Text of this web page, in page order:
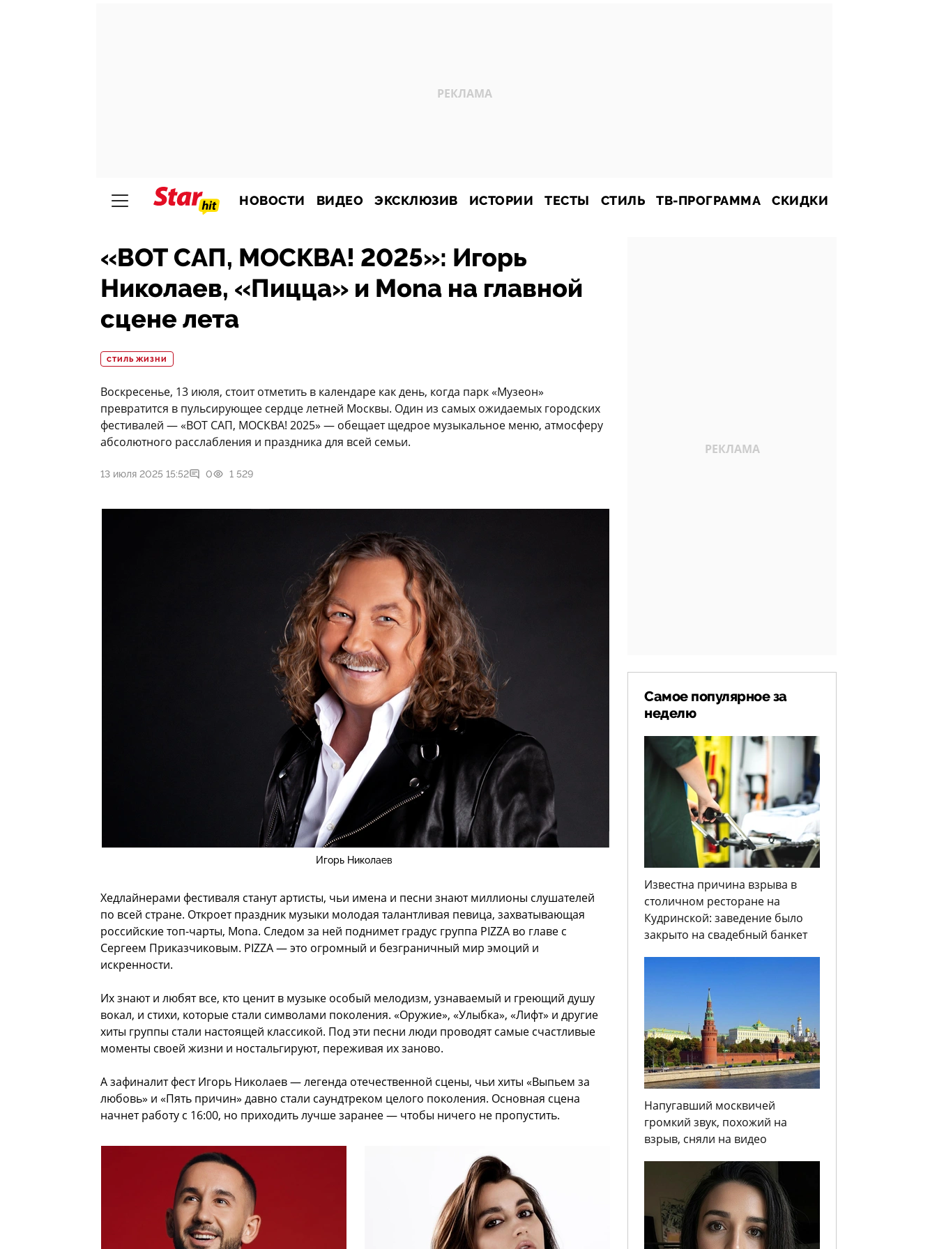
НОВОСТИ ВИДЕО ЭКСКЛЮЗИВ ИСТОРИИ ТЕСТЫ СТИЛЬ ТВ-ПРОГРАММА СКИДКИ
«ВОТ САП, МОСКВА! 2025»: Игорь
Николаев, «Пицца» и Mona на главной
сцене лета
СТИЛЬ ЖИЗНИ
Воскресенье, 13 июля, стоит отметить в календаре как день, когда парк «Музеон»
превратится в пульсирующее сердце летней Москвы. Один из самых ожидаемых городских
фестивалей — «ВОТ САП, МОСКВА! 2025» — обещает щедрое музыкальное меню, атмосферу
абсолютного расслабления и праздника для всей семьи.
13 июля 2025 15:52 0 1 529
Игорь Николаев
Хедлайнерами фестиваля станут артисты, чьи имена и песни знают миллионы слушателей
по всей стране. Откроет праздник музыки молодая талантливая певица, захватывающая
российские топ-чарты, Mona. Следом за ней поднимет градус группа PIZZA во главе с
Сергеем Приказчиковым. PIZZA — это огромный и безграничный мир эмоций и
искренности.
Их знают и любят все, кто ценит в музыке особый мелодизм, узнаваемый и греющий душу
вокал, и стихи, которые стали символами поколения. «Оружие», «Улыбка», «Лифт» и другие
хиты группы стали настоящей классикой. Под эти песни люди проводят самые счастливые
моменты своей жизни и ностальгируют, переживая их заново.
А зафиналит фест Игорь Николаев — легенда отечественной сцены, чьи хиты «Выпьем за
любовь» и «Пять причин» давно стали саундтреком целого поколения. Основная сцена
начнет работу с 16:00, но приходить лучше заранее — чтобы ничего не пропустить.
Самое популярное за
неделю
Известна причина взрыва в
столичном ресторане на
Кудринской: заведение было
закрыто на свадебный банкет
Напугавший москвичей
громкий звук, похожий на
взрыв, сняли на видео